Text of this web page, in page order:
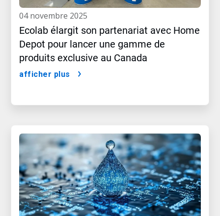
04 novembre 2025
Ecolab élargit son partenariat avec Home
Depot pour lancer une gamme de
produits exclusive au Canada
afficher plus